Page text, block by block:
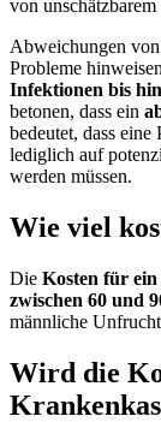
von unschätzbarem
Abweichungen
Probleme
Infektionen bis
betonen, dass ein
bedeutet, dass eine
lediglich auf
werden müssen.
Wie viel
Die Kosten für
zwischen 60 und
männliche
Wird die